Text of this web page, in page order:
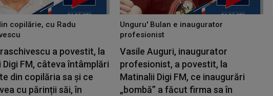
copilărie, cu Radu
a povestit, la
FM, câteva întâmplări
din copilăria sa și ce
cu părinții săi, în
Unguru' Bulan e inaugurator
profesionist
Vasile Auguri, inaugurator
profesionist, a povestit, la
Matinalii Digi FM, ce inaugurări
„bombă” a făcut firma sa în